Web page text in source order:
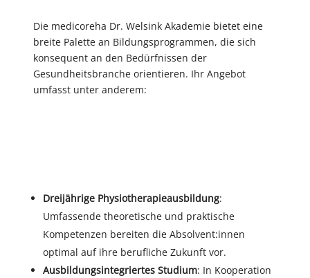
Die medicoreha Dr. Welsink Akademie bietet eine
breite Palette an Bildungsprogrammen, die sich
konsequent an den Bedürfnissen der
Gesundheitsbranche orientieren. Ihr Angebot
umfasst unter anderem:
Dreijährige Physiotherapieausbildung:
Umfassende theoretische und praktische
Kompetenzen bereiten die Absolvent:innen
optimal auf ihre berufliche Zukunft vor.
Ausbildungsintegriertes Studium: In Kooperation